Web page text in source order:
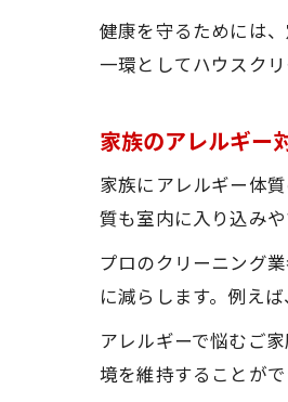
健康を守るためには
一環としてハウスク
家族のアレルギー
家族にアレルギー体
質も室内に入り込み
プロのクリーニング
に減らします。例え
アレルギーで悩むご
境を維持することがで